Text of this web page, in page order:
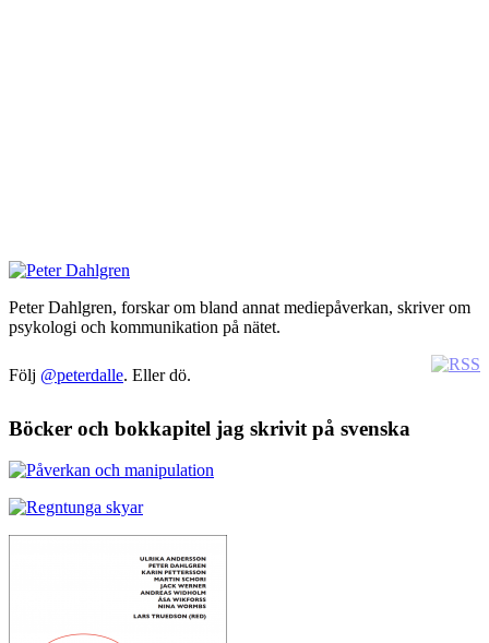
Peter Dahlgren, forskar om bland annat mediepåverkan, skriver om
psykologi och kommunikation på nätet.
Följ @peterdalle. Eller dö.
Böcker och bokkapitel jag skrivit på svenska